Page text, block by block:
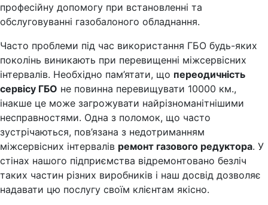
професійну допомогу при встановленні та
обслуговуванні газобалоного обладнання.
Часто проблеми під час використання ГБО будь-яких
поколінь виникають при перевищенні міжсервісних
інтервалів. Необхідно пам’ятати, що переодичність
сервісу ГБО не повинна перевищувати 10000 км.,
інакше це може загрожувати найрізноманітнішими
несправностями. Одна з поломок, що часто
зустрічаються, пов’язана з недотриманням
міжсервісних інтервалів ремонт газового редуктора. У
стінах нашого підприємства відремонтовано безліч
таких частин різних виробників і наш досвід дозволяє
надавати цю послугу своїм клієнтам якісно.